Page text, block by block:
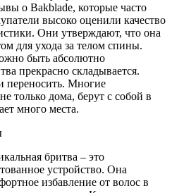
о Bakblade, которые часто
высоко оценили качество
Они утверждают, что она
для ухода за телом спины.
быть абсолютно
прекрасно складывается.
переносить. Многие
только дома, берут с собой в
много места.
бритва – это
устройство. Она
избавление от волос в